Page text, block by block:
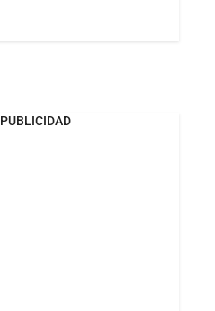
PUBLICIDAD